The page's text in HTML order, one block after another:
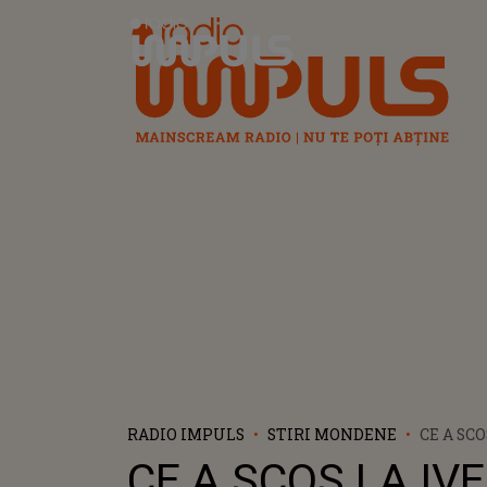
Radio Impuls
RADIO IMPULS STIRI MONDENE
CE A
DUPĂ